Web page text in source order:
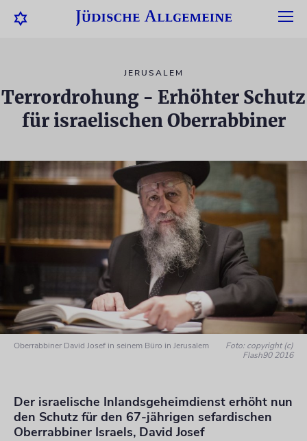
JERUSALEM
Terrordrohung - Erhöhter Schutz
für israelischen Oberrabbiner
Oberrabbiner David Josef in seinem Büro in Jerusalem
Foto: copyright (c)
Flash90 2016
Der israelische Inlandsgeheimdienst erhöht nun
den Schutz für den 67-jährigen sefardischen
Oberrabbiner Israels, David Josef